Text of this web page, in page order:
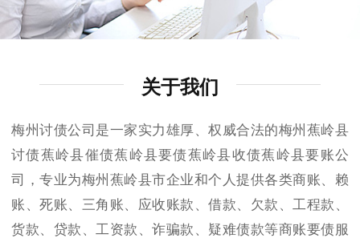
关于我们
梅州讨债公司是一家实力雄厚、权威合法的梅州蕉岭县
讨债蕉岭县催债蕉岭县要债蕉岭县收债蕉岭县要账公
司，专业为梅州蕉岭县市企业和个人提供各类商账、赖
账、死账、三角账、应收账款、借款、欠款、工程款、
货款、贷款、工资款、诈骗款、疑难债款等商账要债服